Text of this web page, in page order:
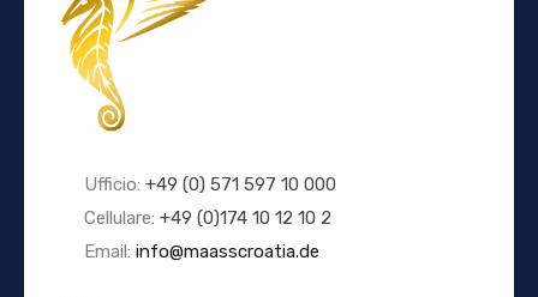
Ufficio: +49 (0) 571 597 10 000
Cellulare: +49 (0)174 10 12 10 2
Email: info@maasscroatia.de